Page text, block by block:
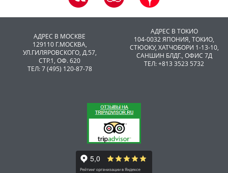
АДРЕС В МОСКВЕ
129110 Г.МОСКВА,
УЛ.ГИЛЯРОВСКОГО, Д.57,
СТР.1, ОФ. 620
ТЕЛ: 7 (495) 120-87-78
АДРЕС В ТОКИО
104-0032 ЯПОНИЯ, ТОКИО,
CТЮОКУ, ХАТЧОБОРИ 1-13-10,
САНШИН БЛДГ., ОФИС 7Д
ТЕЛ: +813 3523 5732